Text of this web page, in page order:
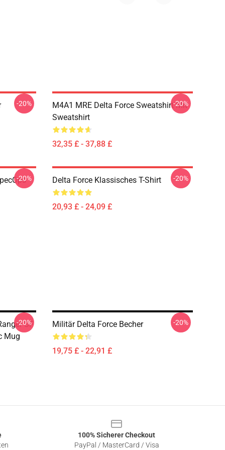
-20%
M4A1 MRE Delta Force Sweatshirt Mit
Sweatshirt
32,35 £ - 37,88 £
-20%
-20% Delta Force Klassisches T-Shirt
20,93 £ - 24,09 £
-20%
SF
Mug
-20% Militär Delta Force Becher
19,75 £ - 22,91 £
-20%
100% Sicherer Checkout
PayPal / MasterCard / Visa